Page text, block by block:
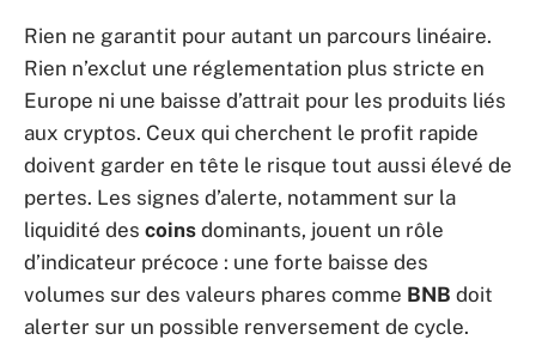
Rien ne garantit pour autant un parcours linéaire.
Rien n’exclut une réglementation plus stricte en
Europe ni une baisse d’attrait pour les produits liés
aux cryptos. Ceux qui cherchent le profit rapide
doivent garder en tête le risque tout aussi élevé de
pertes. Les signes d’alerte, notamment sur la
liquidité des coins dominants, jouent un rôle
d’indicateur précoce : une forte baisse des
volumes sur des valeurs phares comme BNB doit
alerter sur un possible renversement de cycle.